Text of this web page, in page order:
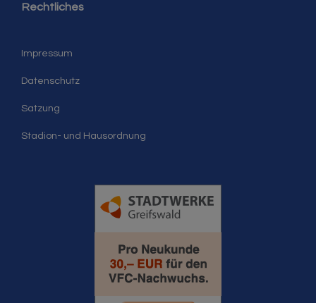
Rechtliches
Impressum
Datenschutz
Satzung
Stadion- und Hausordnung